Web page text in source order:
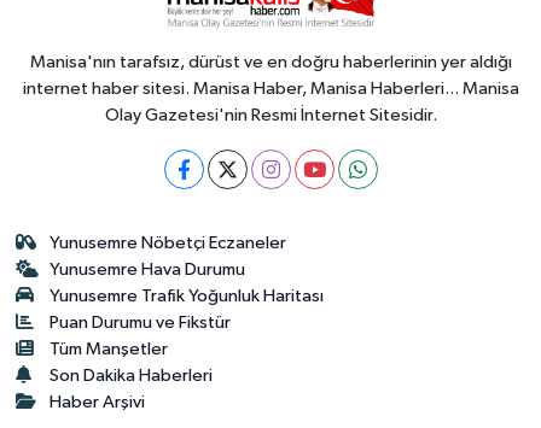
Manisa'nın tarafsız, dürüst ve en doğru haberlerinin yer aldığı
internet haber sitesi. Manisa Haber, Manisa Haberleri... Manisa
Olay Gazetesi'nin Resmi İnternet Sitesidir.
Yunusemre Nöbetçi Eczaneler
Yunusemre Hava Durumu
Yunusemre Trafik Yoğunluk Haritası
Puan Durumu ve Fikstür
Tüm Manşetler
Son Dakika Haberleri
Haber Arşivi